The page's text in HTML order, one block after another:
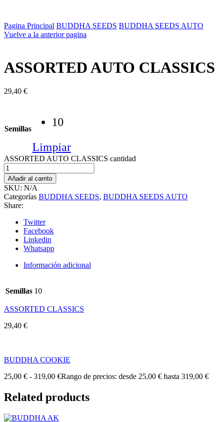
Pagina Principal BUDDHA SEEDS BUDDHA SEEDS AUTO
Vuelve a la anterior pagina
ASSORTED AUTO CLASSICS
29,40 €
Semillas
10
Limpiar
ASSORTED AUTO CLASSICS cantidad
Añadir al carrito
SKU: N/A
Categorías BUDDHA SEEDS, BUDDHA SEEDS AUTO
Share:
Twitter
Facebook
Linkedin
Whatsapp
Información adicional
Semillas 10
ASSORTED CLASSICS
29,40 €
BUDDHA COOKIE
25,00 € - 319,00 €Rango de precios: desde 25,00 € hasta 319,00 €
Related products